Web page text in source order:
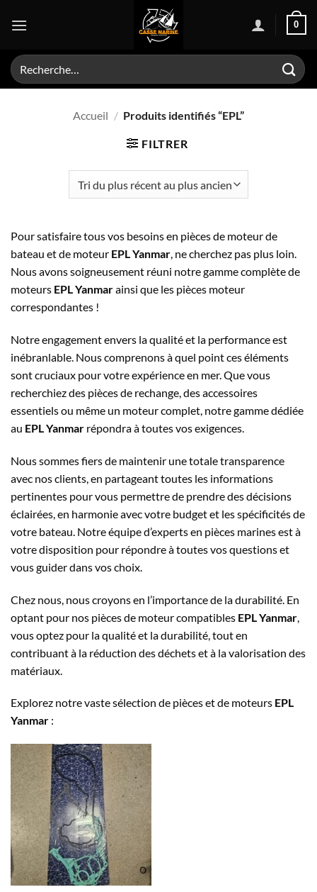
0
Recherche
pour :
Accueil / Produits identifiés “EPL”
FILTRER
Pour satisfaire tous vos besoins en pièces de moteur de
bateau et de moteur EPL Yanmar, ne cherchez pas plus loin.
Nous avons soigneusement réuni notre gamme complète de
moteurs EPL Yanmarainsi que les pièces moteur
correspondantes !
Notre engagement envers la qualité et la performance est
inébranlable. Nous comprenons à quel point ces éléments
sont cruciaux pour votre expérience en mer. Que vous
recherchiez des pièces de rechange, des accessoires
essentiels ou même un moteur complet, notre gamme dédiée
au EPL Yanmar répondra à toutes vos exigences.
Nous sommes fiers de maintenir une totale transparence
avec nos clients, en partageant toutes les informations
pertinentes pour vous permettre de prendre des décisions
éclairées, en harmonie avec votre budget et les spécificités de
votre bateau. Notre équipe d’experts en pièces marines est à
votre disposition pour répondre à toutes vos questions et
vous guider dans vos choix.
Chez nous, nous croyons en l’importance de la durabilité. En
optant pour nos pièces de moteur compatibles EPL Yanmar
vous optez pour la qualité et la durabilité, tout en
contribuant à la réduction des déchets et à la valorisation des
matériaux.
Explorez notre vaste sélection de pièces et de moteurs EPL
Yanmar :